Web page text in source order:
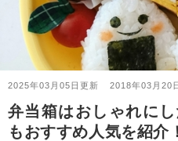
2025年03月05日更新 2018年03月20
弁当箱はおしゃれに
もおすすめ人気を紹介！